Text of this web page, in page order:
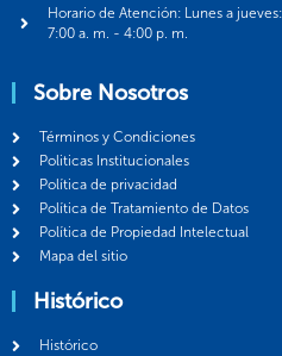
Horario de Atención: Lunes a
7:00 a. m. - 4:00 p. m.
Sobre Nosotros
Términos y Condiciones
Politicas Institucionales
Política de privacidad
Política de Tratamiento de Datos
Política de Propiedad Intelectual
Mapa del sitio
Histórico
Histórico